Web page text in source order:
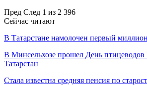
Пред След 1 из 2 396
Сейчас читают
В Татарстане намолочен первый
В Минсельхозе прошел День птицеводов
Татарстан
Стала известна средняя пенсия по